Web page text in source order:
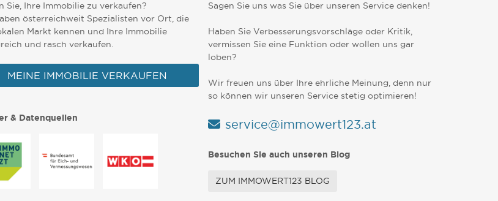
Sie, Ihre Immobilie zu verkaufen?
österreichweit Spezialisten vor Ort, die
Markt kennen und Ihre Immobilie
und rasch verkaufen.
MEINE IMMOBILIE VERKAUFEN
& Datenquellen
Sagen Sie uns was Sie über unseren Service denken!
Haben Sie Verbesserungsvorschläge oder Kritik,
vermissen Sie eine Funktion oder wollen uns gar
loben?
Wir freuen uns über Ihre ehrliche Meinung, denn nur
so können wir unseren Service stetig optimieren!
service@immowert123.at
Besuchen Sie auch unseren Blog
ZUM IMMOWERT123 BLOG